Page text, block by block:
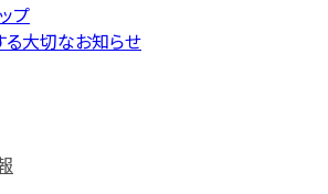
プ
る大切なお知らせ